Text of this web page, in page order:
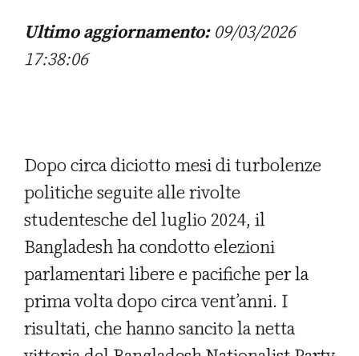
Ultimo aggiornamento: 09/03/2026
17:38:06
Dopo circa diciotto mesi di turbolenze
politiche seguite alle rivolte
studentesche del luglio 2024, il
Bangladesh ha condotto elezioni
parlamentari libere e pacifiche per la
prima volta dopo circa vent’anni. I
risultati, che hanno sancito la netta